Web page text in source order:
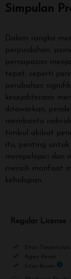
Simpulan
Dalam rangka
perpindahan,
pernapasan
tepat, seperti
perubahan
kesejahteraan
ditawarkan,
membantu
timbul akibat
itu, penting untuk
mempelajari dan
meraih manfaat
kehidupan.
Regular License
Regular
License
SELECTED
90
Included:
Situs Terpercaya
Included:
Agen Resmi
Included:
Situs Resmi